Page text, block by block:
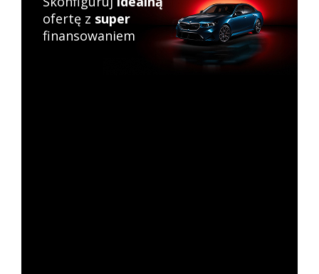
ofertę z super
finansowaniem